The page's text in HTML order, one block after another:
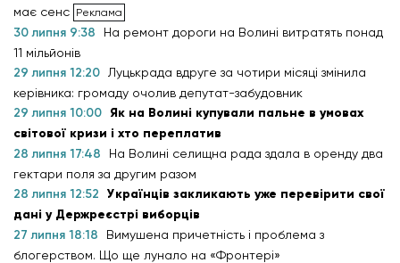
має сенс
30 липня 9:38
На ремонт дороги на Волині витратять понад
11 мільйонів
29 липня 12:20
Луцькрада вдруге за чотири місяці змінила
керівника: громаду очолив депутат-забудовник
29 липня 10:00 Як на Волині купували пальне в умовах
світової кризи і хто переплатив
28 липня 17:48
На Волині селищна рада здала в оренду два
гектари поля за другим разом
28 липня 12:52 Українців закликають уже перевірити свої
дані у Держреєстрі виборців
27 липня 18:18
Вимушена причетність і проблема з
блогерством. Що ще лунало на «Фронтері»